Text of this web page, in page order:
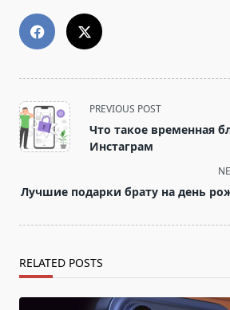
<span
class="nav-
subtitle
text">Page</span>
PREVIOUS POST
Что такое временная
Инстаграм
Лучшие подарки брату на день
RELATED POSTS